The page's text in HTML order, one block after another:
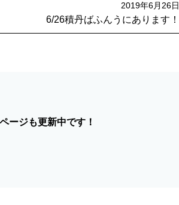
2019年6月26日
6/26積丹ばふんうにあります！
ージも更新中です！